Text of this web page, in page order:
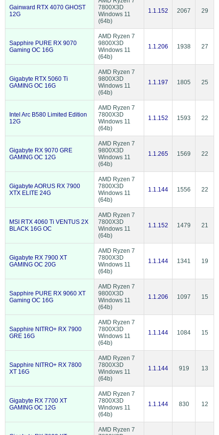
Gainward RTX 4070 GHOST
12G
7800X3D
Windows 11
(64b)
1.1.152 2067 29
Sapphire PURE RX 9070
Gaming OC 16G
AMD Ryzen 7
9800X3D
Windows 11
(64b)
1.1.206 1938 27
Gigabyte RTX 5060 Ti
GAMING OC 16G
AMD Ryzen 7
9800X3D
Windows 11
(64b)
1.1.197 1805 25
Intel Arc B580 Limited Edition
12G
AMD Ryzen 7
7800X3D
Windows 11
(64b)
1.1.152 1593 22
Gigabyte RX 9070 GRE
GAMING OC 12G
AMD Ryzen 7
9800X3D
Windows 11
(64b)
1.1.265 1569 22
Gigabyte AORUS RX 7900
XTX ELITE 24G
AMD Ryzen 7
7800X3D
Windows 11
(64b)
1.1.144 1556 22
MSI RTX 4060 Ti VENTUS 2X
BLACK 16G OC
AMD Ryzen 7
7800X3D
Windows 11
(64b)
1.1.152 1479 21
Gigabyte RX 7900 XT
GAMING OC 20G
AMD Ryzen 7
7800X3D
Windows 11
(64b)
1.1.144 1341 19
Sapphire PURE RX 9060 XT
Gaming OC 16G
AMD Ryzen 7
9800X3D
Windows 11
(64b)
1.1.206 1097 15
Sapphire NITRO+ RX 7900
GRE 16G
AMD Ryzen 7
7800X3D
Windows 11
(64b)
1.1.144 1084 15
Sapphire NITRO+ RX 7800
XT 16G
AMD Ryzen 7
7800X3D
Windows 11
(64b)
1.1.144 919 13
Gigabyte RX 7700 XT
GAMING OC 12G
AMD Ryzen 7
7800X3D
Windows 11
(64b)
1.1.144 830 12
AMD Ryzen 7